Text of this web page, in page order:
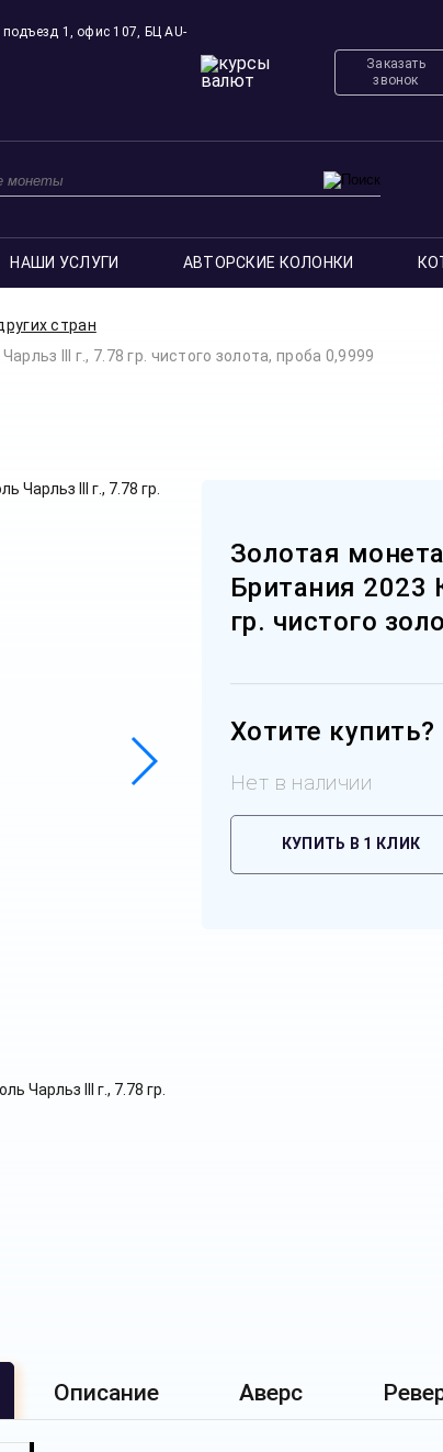
1, офис 107, БЦ AU-
Заказать
звонок
НАШИ УСЛУГИ АВТОРСКИЕ КОЛОНКИ
стран
III г., 7.78 гр. чистого золота, проба 0,9999
Золотая
Британия 2023
гр. чистого
Хотите купить?
Нет в наличии
КУПИТЬ В 1 КЛИК
Описание Аверс